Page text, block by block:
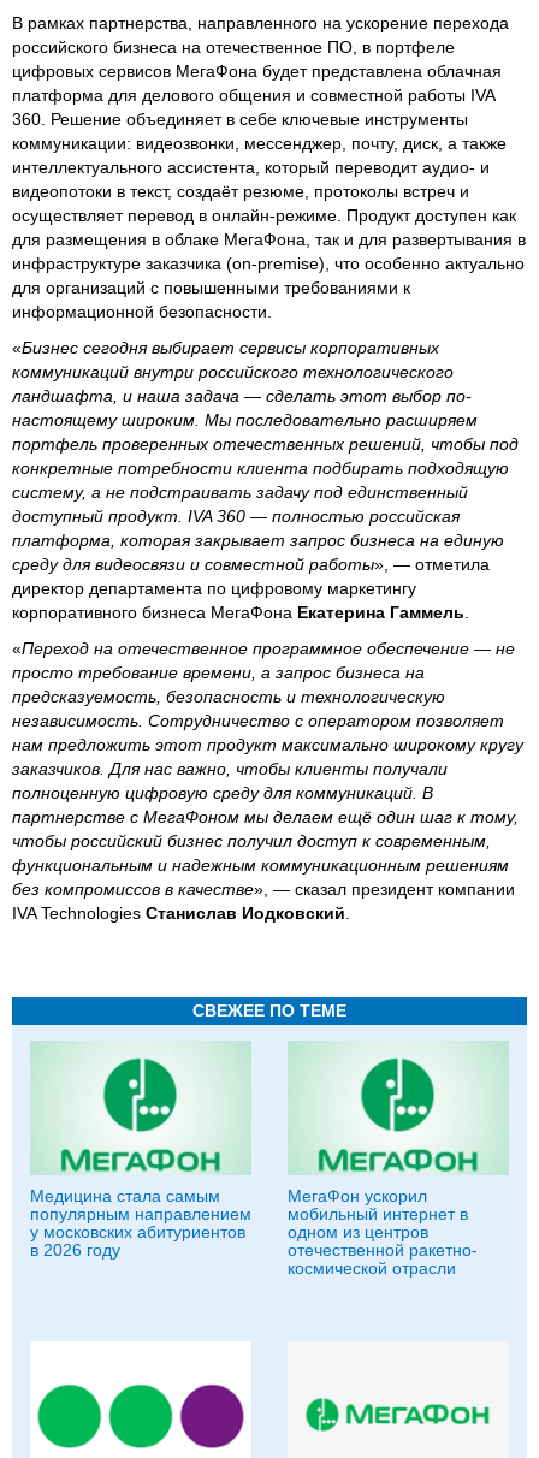
В рамках партнерства, направленного на ускорение перехода
российского бизнеса на отечественное ПО, в портфеле
цифровых сервисов МегаФона будет представлена облачная
платформа для делового общения и совместной работы IVA
360. Решение объединяет в себе ключевые инструменты
коммуникации: видеозвонки, мессенджер, почту, диск, а также
интеллектуального ассистента, который переводит аудио- и
видеопотоки в текст, создаёт резюме, протоколы встреч и
осуществляет перевод в онлайн-режиме. Продукт доступен как
для размещения в облаке МегаФона, так и для развертывания в
инфраструктуре заказчика (on-premise), что особенно актуально
для организаций с повышенными требованиями к
информационной безопасности.
«Бизнес сегодня выбирает сервисы корпоративных
коммуникаций внутри российского технологического
ландшафта, и наша задача — сделать этот выбор по-
настоящему широким. Мы последовательно расширяем
портфель проверенных отечественных решений, чтобы под
конкретные потребности клиента подбирать подходящую
систему, а не подстраивать задачу под единственный
доступный продукт. IVA 360 — полностью российская
платформа, которая закрывает запрос бизнеса на единую
среду для видеосвязи и совместной работы», — отметила
директор департамента по цифровому маркетингу
корпоративного бизнеса МегаФона Екатерина Гаммель
«Переход на отечественное программное обеспечение — не
просто требование времени, а запрос бизнеса на
предсказуемость, безопасность и технологическую
независимость. Сотрудничество с оператором позволяет
нам предложить этот продукт максимально широкому кругу
заказчиков. Для нас важно, чтобы клиенты получали
полноценную цифровую среду для коммуникаций. В
партнерстве с МегаФоном мы делаем ещё один шаг к тому,
чтобы российский бизнес получил доступ к современным,
функциональным и надежным коммуникационным решениям
без компромиссов в качестве», — сказал президент компании
IVA Technologies Станислав Иодковский
СВЕЖЕЕ ПО ТЕМЕ
Медицина стала самым
популярным направлением
у московских абитуриентов
в 2026 году
МегаФон ускорил
мобильный интернет в
одном из центров
отечественной ракетно-
космической отрасли